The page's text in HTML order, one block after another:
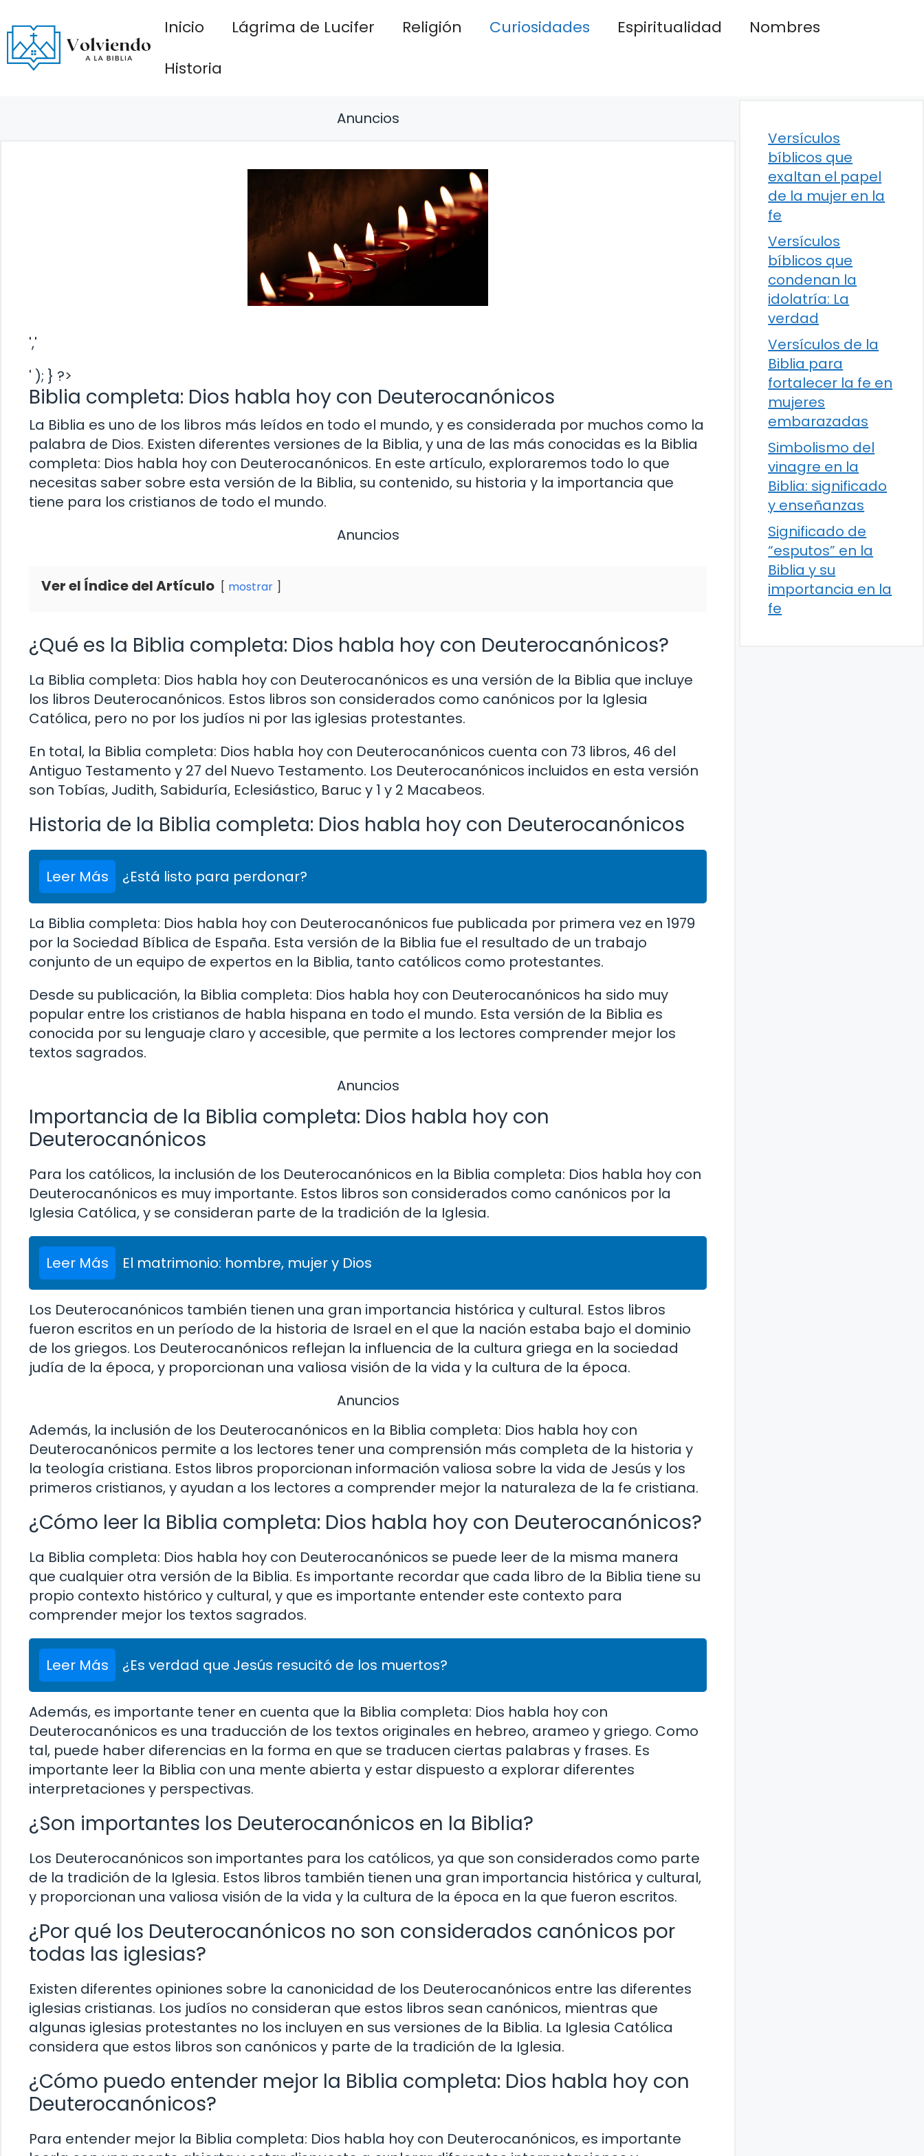
al
contenido
Inicio Lágrima de Lucifer Religión Curiosidades Espiritualidad
Nombres
Historia
Anuncios
','
' ); } ?>
Biblia completa: Dios habla hoy con Deuterocanónicos
La Biblia es uno de los libros más leídos en todo el mundo, y es considerada por muchos como la
palabra de Dios. Existen diferentes versiones de la Biblia, y una de las más conocidas es la Biblia
completa: Dios habla hoy con Deuterocanónicos. En este artículo, exploraremos todo lo que
necesitas saber sobre esta versión de la Biblia, su contenido, su historia y la importancia que
tiene para los cristianos de todo el mundo.
Anuncios
Ver el Índice del Artículo mostrar
¿Qué es la Biblia completa: Dios habla hoy con Deuterocanónicos?
La Biblia completa: Dios habla hoy con Deuterocanónicos es una versión de la Biblia que incluye
los libros Deuterocanónicos. Estos libros son considerados como canónicos por la Iglesia
Católica, pero no por los judíos ni por las iglesias protestantes.
En total, la Biblia completa: Dios habla hoy con Deuterocanónicos cuenta con 73 libros, 46 del
Antiguo Testamento y 27 del Nuevo Testamento. Los Deuterocanónicos incluidos en esta versión
son Tobías, Judith, Sabiduría, Eclesiástico, Baruc y 1 y 2 Macabeos.
Historia de la Biblia completa: Dios habla hoy con Deuterocanónicos
Leer Más ¿Está listo para perdonar?
La Biblia completa: Dios habla hoy con Deuterocanónicos fue publicada por primera vez en 1979
por la Sociedad Bíblica de España. Esta versión de la Biblia fue el resultado de un trabajo
conjunto de un equipo de expertos en la Biblia, tanto católicos como protestantes.
Desde su publicación, la Biblia completa: Dios habla hoy con Deuterocanónicos ha sido muy
popular entre los cristianos de habla hispana en todo el mundo. Esta versión de la Biblia es
conocida por su lenguaje claro y accesible, que permite a los lectores comprender mejor los
textos sagrados.
Anuncios
Importancia de la Biblia completa: Dios habla hoy con
Deuterocanónicos
Para los católicos, la inclusión de los Deuterocanónicos en la Biblia completa: Dios habla hoy con
Deuterocanónicos es muy importante. Estos libros son considerados como canónicos por la
Iglesia Católica, y se consideran parte de la tradición de la Iglesia.
Leer Más El matrimonio: hombre, mujer y Dios
Los Deuterocanónicos también tienen una gran importancia histórica y cultural. Estos libros
fueron escritos en un período de la historia de Israel en el que la nación estaba bajo el dominio
de los griegos. Los Deuterocanónicos reflejan la influencia de la cultura griega en la sociedad
judía de la época, y proporcionan una valiosa visión de la vida y la cultura de la época.
Anuncios
Además, la inclusión de los Deuterocanónicos en la Biblia completa: Dios habla hoy con
Deuterocanónicos permite a los lectores tener una comprensión más completa de la historia y
la teología cristiana. Estos libros proporcionan información valiosa sobre la vida de Jesús y los
primeros cristianos, y ayudan a los lectores a comprender mejor la naturaleza de la fe cristiana.
¿Cómo leer la Biblia completa: Dios habla hoy con Deuterocanónicos?
La Biblia completa: Dios habla hoy con Deuterocanónicos se puede leer de la misma manera
que cualquier otra versión de la Biblia. Es importante recordar que cada libro de la Biblia tiene su
propio contexto histórico y cultural, y que es importante entender este contexto para
comprender mejor los textos sagrados.
Leer Más ¿Es verdad que Jesús resucitó de los muertos?
Además, es importante tener en cuenta que la Biblia completa: Dios habla hoy con
Deuterocanónicos es una traducción de los textos originales en hebreo, arameo y griego. Como
tal, puede haber diferencias en la forma en que se traducen ciertas palabras y frases. Es
importante leer la Biblia con una mente abierta y estar dispuesto a explorar diferentes
interpretaciones y perspectivas.
¿Son importantes los Deuterocanónicos en la Biblia?
Los Deuterocanónicos son importantes para los católicos, ya que son considerados como parte
de la tradición de la Iglesia. Estos libros también tienen una gran importancia histórica y cultural,
y proporcionan una valiosa visión de la vida y la cultura de la época en la que fueron escritos.
¿Por qué los Deuterocanónicos no son considerados canónicos por
todas las iglesias?
Existen diferentes opiniones sobre la canonicidad de los Deuterocanónicos entre las diferentes
iglesias cristianas. Los judíos no consideran que estos libros sean canónicos, mientras que
algunas iglesias protestantes no los incluyen en sus versiones de la Biblia. La Iglesia Católica
considera que estos libros son canónicos y parte de la tradición de la Iglesia.
¿Cómo puedo entender mejor la Biblia completa: Dios habla hoy con
Deuterocanónicos?
Para entender mejor la Biblia completa: Dios habla hoy con Deuterocanónicos, es importante
Versículos
bíblicos que
exaltan el papel
de la mujer en la
fe
Versículos
bíblicos que
condenan la
idolatría: La
verdad
Versículos de la
Biblia para
fortalecer la fe en
mujeres
embarazadas
Simbolismo del
vinagre en la
Biblia: significado
y enseñanzas
Significado de
“esputos” en la
Biblia y su
importancia en la
fe